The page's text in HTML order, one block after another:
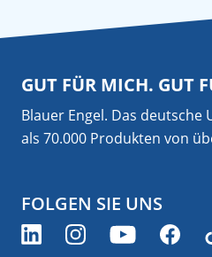
GUT FÜR MICH. GUT
Blauer Engel. Das
als 70.000 Produkten von
FOLGEN SIE UNS